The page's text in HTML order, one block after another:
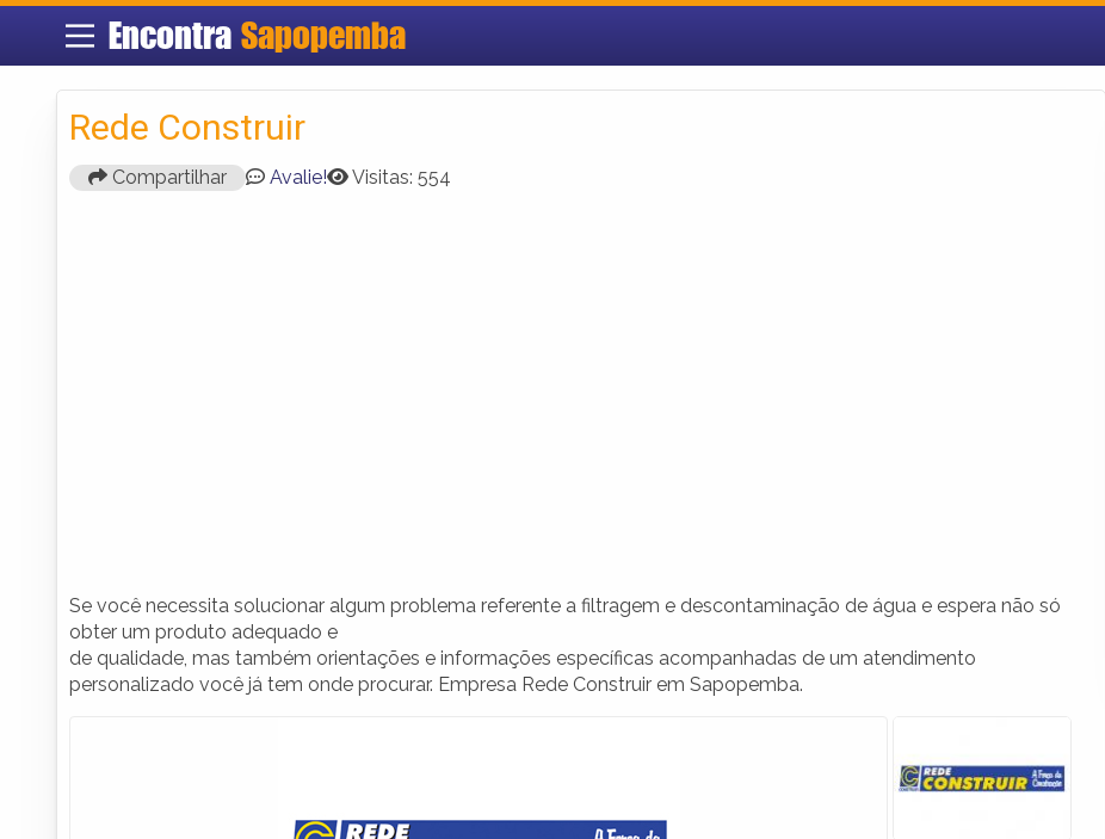
Encontra Sapopemba
Rede Construir
Compartilhar Avalie! Visitas: 554
Se você necessita solucionar algum problema referente a filtragem e descontaminação de água e espera não só
obter um produto adequado e
de qualidade, mas também orientações e informações específicas acompanhadas de um atendimento
personalizado você já tem onde procurar. Empresa Rede Construir em Sapopemba.